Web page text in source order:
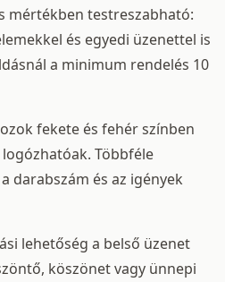
mértékben testreszabható:
és egyedi üzenettel is
a minimum rendelés 10
fekete és fehér színben
Többféle
darabszám és az igények
lehetőség a belső üzenet
köszönet vagy ünnepi